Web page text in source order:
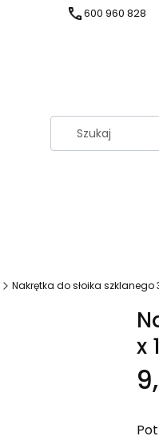
600 960 828
Nakrętka do słoika szklanego
x